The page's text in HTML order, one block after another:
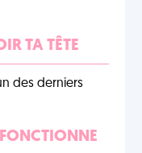
TA TÊTE
des derniers